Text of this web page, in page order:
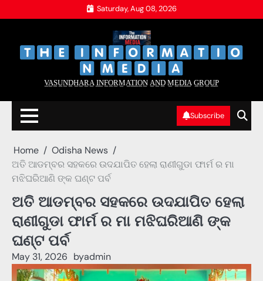
to
Saturday, Aug 08, 2026
V̲A̲S̲U̲N̲D̲H̲A̲R̲A̲ I̲N̲F̲O̲R̲M̲A̲T̲I̲O̲N̲ A̲N̲D̲ M̲E̲D̲I̲A̲ G̲R̲O̲U̲P̲
Subscribe
Home
Odisha News
ଅତି ଆଡମ୍ବର ସହକରେ ଉଦଯାପିତ ହେଲା ରାଣୀଗୁଡା ଫାର୍ମ ର ମା
ମଝିଘରିଆଣି ଙ୍କ ଘଣ୍ଟ ପର୍ବ
ଅତି ଆଡମ୍ବର ସହକରେ ଉଦଯାପିତ ହେଲା
ରାଣୀଗୁଡା ଫାର୍ମ ର ମା ମଝିଘରିଆଣି ଙ୍କ
ଘଣ୍ଟ ପର୍ବ
May 31, 2026 byadmin